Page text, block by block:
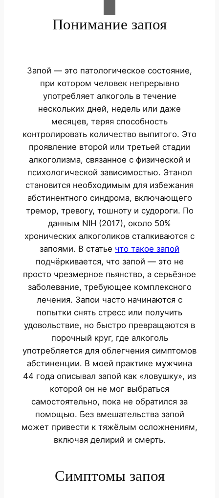
Понимание запоя
Запой — это патологическое состояние,
при котором человек непрерывно
употребляет алкоголь в течение
нескольких дней, недель или даже
месяцев, теряя способность
контролировать количество выпитого. Это
проявление второй или третьей стадии
алкоголизма, связанное с физической и
психологической зависимостью. Этанол
становится необходимым для избежания
абстинентного синдрома, включающего
тремор, тревогу, тошноту и судороги. По
данным NIH (2017), около 50%
хронических алкоголиков сталкиваются с
запоями. В статье что такое запой
подчёркивается, что запой — это не
просто чрезмерное пьянство, а серьёзное
заболевание, требующее комплексного
лечения. Запои часто начинаются с
попытки снять стресс или получить
удовольствие, но быстро превращаются в
порочный круг, где алкоголь
употребляется для облегчения симптомов
абстиненции. В моей практике мужчина
44 года описывал запой как «ловушку», из
которой он не мог выбраться
самостоятельно, пока не обратился за
помощью. Без вмешательства запой
может привести к тяжёлым осложнениям,
включая делирий и смерть.
Симптомы запоя